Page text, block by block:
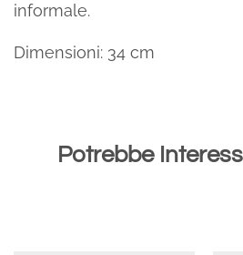
informale.
Dimensioni: 34 cm
Potrebbe